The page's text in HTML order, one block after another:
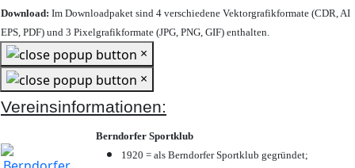
Download: Im Downloadpaket sind 4 verschiedene Vektorgrafikformate (CDR, AI
EPS, PDF) und 3 Pixelgrafikformate (JPG, PNG, GIF) enthalten.
×
×
Vereinsinformationen:
Berndorfer Sportklub
1920 = als Berndorfer Sportklub gegründet;